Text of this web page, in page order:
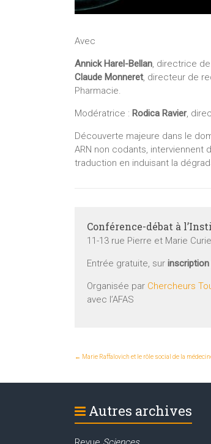
Avec
Annick Harel-Bellan, directrice
Claude Monneret, directeur de
Pharmacie.
Modératrice : Rodica Ravier,
Découverte majeure dans le
ARN non codants, interviennent
traduction en induisant la
Conférence-débat à
11-13 rue Pierre et Marie
Entrée gratuite, sur inscription
Organisée par Chercheurs
avec l’AFAS
← Marie Raffalovich et le rôle social de la
Autres archives